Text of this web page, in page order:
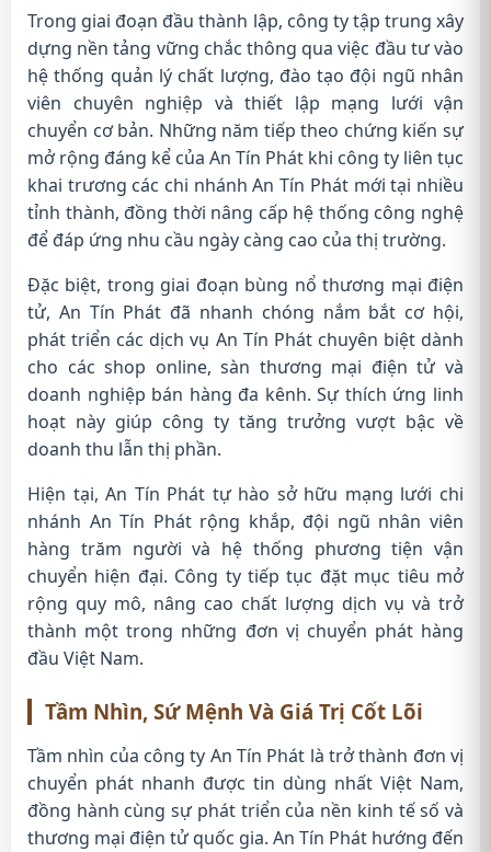
Trong giai đoạn đầu thành lập, công ty tập trung xây
dựng nền tảng vững chắc thông qua việc đầu tư vào
hệ thống quản lý chất lượng, đào tạo đội ngũ nhân
viên chuyên nghiệp và thiết lập mạng lưới vận
chuyển cơ bản. Những năm tiếp theo chứng kiến sự
mở rộng đáng kể của An Tín Phát khi công ty liên tục
khai trương các chi nhánh An Tín Phát mới tại nhiều
tỉnh thành, đồng thời nâng cấp hệ thống công nghệ
để đáp ứng nhu cầu ngày càng cao của thị trường.
Đặc biệt, trong giai đoạn bùng nổ thương mại điện
tử, An Tín Phát đã nhanh chóng nắm bắt cơ hội,
phát triển các dịch vụ An Tín Phát chuyên biệt dành
cho các shop online, sàn thương mại điện tử và
doanh nghiệp bán hàng đa kênh. Sự thích ứng linh
hoạt này giúp công ty tăng trưởng vượt bậc về
doanh thu lẫn thị phần.
Hiện tại, An Tín Phát tự hào sở hữu mạng lưới chi
nhánh An Tín Phát rộng khắp, đội ngũ nhân viên
hàng trăm người và hệ thống phương tiện vận
chuyển hiện đại. Công ty tiếp tục đặt mục tiêu mở
rộng quy mô, nâng cao chất lượng dịch vụ và trở
thành một trong những đơn vị chuyển phát hàng
đầu Việt Nam.
Tầm Nhìn, Sứ Mệnh Và Giá Trị Cốt Lõi
Tầm nhìn của công ty An Tín Phát là trở thành đơn vị
chuyển phát nhanh được tin dùng nhất Việt Nam,
đồng hành cùng sự phát triển của nền kinh tế số và
thương mại điện tử quốc gia. An Tín Phát hướng đến